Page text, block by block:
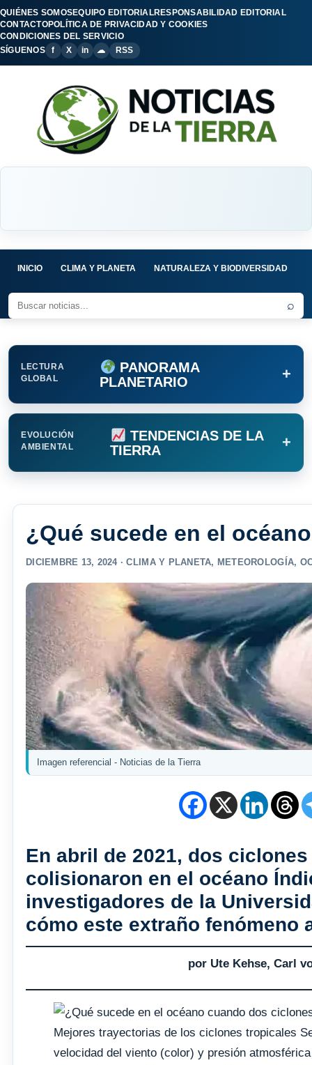
QUIÉNES SOMOSEQUIPO EDITORIALRESPONSABILIDAD EDITORIAL
CONTACTOPOLÍTICA DE PRIVACIDAD Y COOKIES
CONDICIONES DEL SERVICIO
SÍGUENOS
f X in ☁ RSS
INICIO CLIMA Y PLANETA NATURALEZA Y BIODIVERSIDAD
⌕
LECTURA
GLOBAL
PANORAMA
PLANETARIO
+
EVOLUCIÓN
AMBIENTAL
TENDENCIAS DE LA
TIERRA
+
¿Qué sucede en el
DICIEMBRE 13, 2024 ·CLIMA Y PLANETA, METEOROLOGÍA,
Imagen referencial - Noticias de la Tierra
En abril de 2021, dos
colisionaron en el océano
investigadores de la
cómo este extraño fenómeno
por Ute Kehse, Carl
Mejores trayectorias de los ciclones tropicales
velocidad del viento (color) y presión